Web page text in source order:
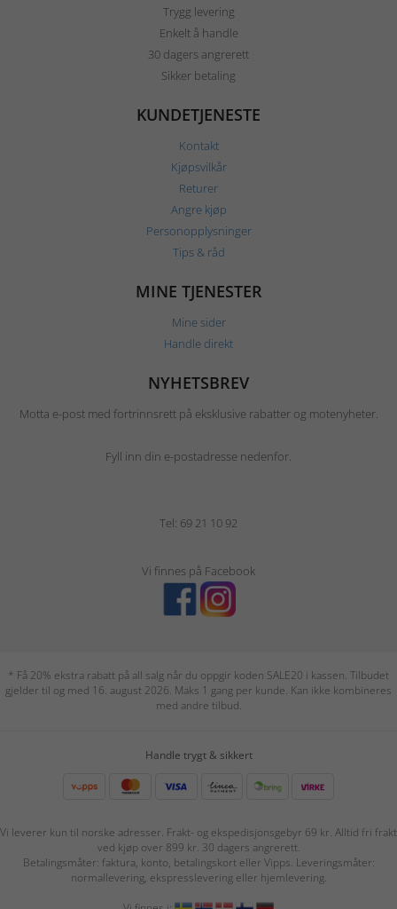
Trygg levering
Enkelt å handle
30 dagers angrerett
Sikker betaling
KUNDETJENESTE
Kontakt
Kjøpsvilkår
Returer
Angre kjøp
Personopplysninger
Tips & råd
MINE TJENESTER
Mine sider
Handle direkt
NYHETSBREV
Motta e-post med fortrinnsrett på eksklusive rabatter og motenyheter.
Fyll inn din e-postadresse nedenfor.
Tel: 69 21 10 92
Vi finnes på Facebook
* Få 20% ekstra rabatt på all salg når du oppgir koden SALE20 i kassen. Tilbudet
gjelder til og med 16. august 2026. Maks 1 gang per kunde. Kan ikke kombineres
med andre tilbud.
Handle trygt & sikkert
Vi leverer kun til norske adresser. Frakt- og ekspedisjonsgebyr 69 kr. Alltid fri frakt
ved kjøp over 899 kr. 30 dagers angrerett.
Betalingsmåter: faktura, konto, betalingskort eller Vipps. Leveringsmåter:
normallevering, ekspresslevering eller hjemlevering.